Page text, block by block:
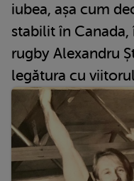
iubea, așa cum
stabilit în
rugby Alexandru
legătura cu